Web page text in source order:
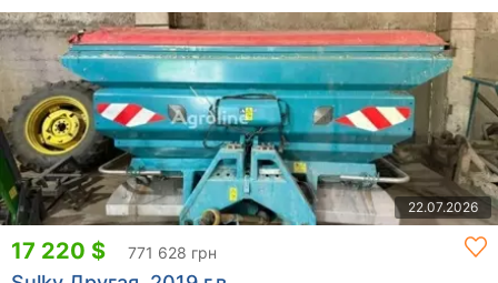
22.07.2026
17 220 $ 771 628 грн